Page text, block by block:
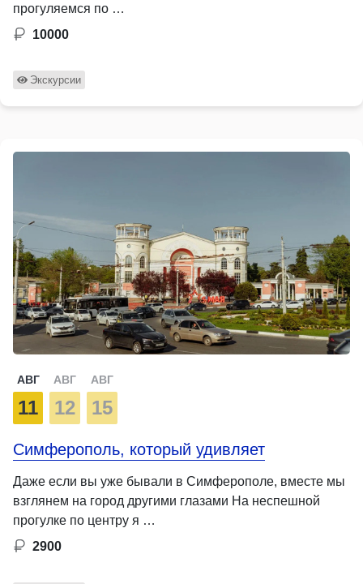
прогуляемся по …
10000
Экскурсии
АВГ
11
АВГ
12
АВГ
15
Симферополь, который удивляет
Даже если вы уже бывали в Симферополе, вместе мы
взглянем на город другими глазами На неспешной
прогулке по центру я …
2900